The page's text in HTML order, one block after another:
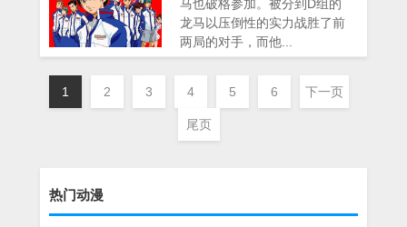
马也破格参加。被分到D组的
龙马以压倒性的实力战胜了前
两局的对手，而他...
1 2 3 4 5 6 下一页
尾页
热门动漫